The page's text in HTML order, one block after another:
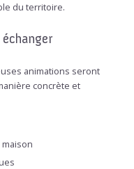
du territoire.
animations seront
concrète et